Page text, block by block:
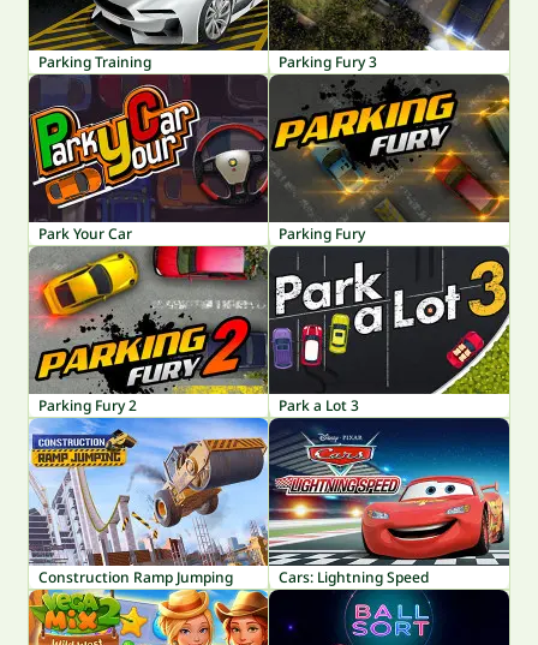
Parking Training Parking Fury 3
Park Your Car Parking Fury
Parking Fury 2 Park a Lot 3
Construction Ramp Jumping Cars: Lightning Speed